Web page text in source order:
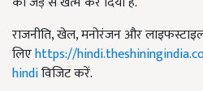
राजनीति, खेल, मनोरंजन और
लिएhttps://
hindiविजिट करें.